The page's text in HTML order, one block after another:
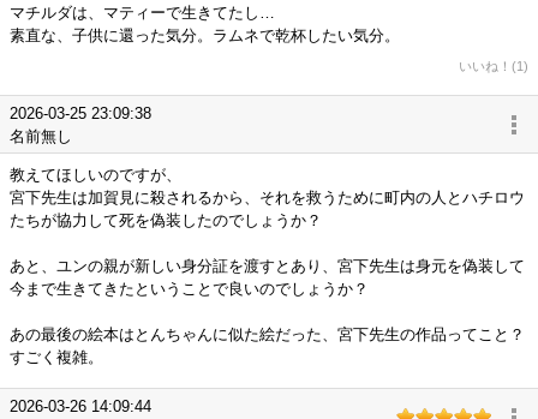
マチルダは、マティーで生きてたし…
素直な、子供に還った気分。ラムネで乾杯したい気分。
いいね！(1)
2026-03-25 23:09:38
名前無し
教えてほしいのですが、
宮下先生は加賀見に殺されるから、それを救うために町内の人とハチロウ
たちが協力して死を偽装したのでしょうか？
あと、ユンの親が新しい身分証を渡すとあり、宮下先生は身元を偽装して
今まで生きてきたということで良いのでしょうか？
あの最後の絵本はとんちゃんに似た絵だった、宮下先生の作品ってこと？
すごく複雑。
2026-03-26 14:09:44